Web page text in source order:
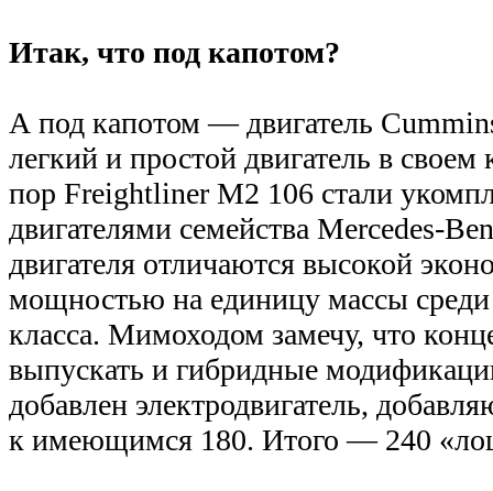
Итак, что под капотом?
А под капотом — двигатель
легкий и простой двигатель в своем
пор Freightliner М2 106 стали
двигателями семейства Mercedes-
двигателя отличаются высокой
мощностью на единицу массы среди
класса. Мимоходом замечу, что
выпускать и гибридные
добавлен электродвигатель,
к имеющимся 180. Итого — 240